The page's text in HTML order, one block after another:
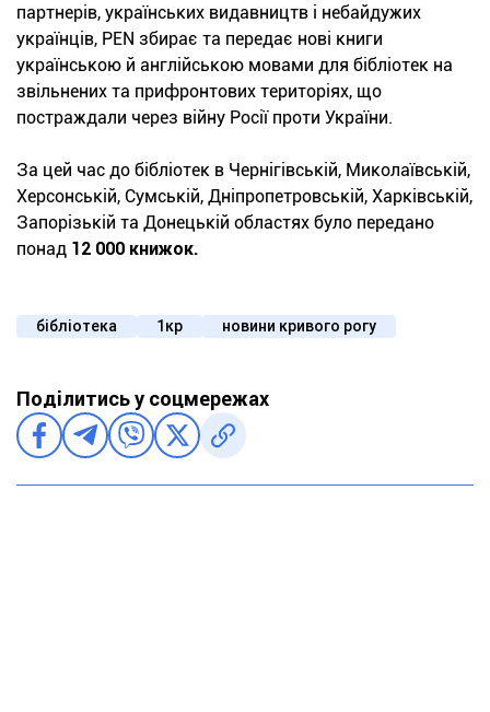
партнерів, українських видавництв і небайдужих
українців, PEN збирає та передає нові книги
українською й англійською мовами для бібліотек на
звільнених та прифронтових територіях, що
постраждали через війну Росії проти України.
За цей час до бібліотек в Чернігівській, Миколаївській,
Херсонській, Сумській, Дніпропетровській, Харківській,
Запорізькій та Донецькій областях було передано
понад 12 000 книжок.
бібліотека 1кр новини кривого рогу
Поділитись у соцмережах